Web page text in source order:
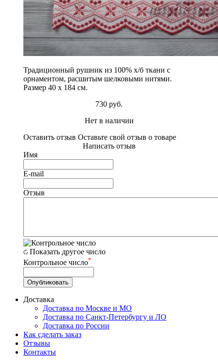
Традиционный рушник из 100% х/б ткани с
орнаментом, расшитым шелковыми нитями.
Размер 40 х 184 см.
730 руб.
Нет в наличии
Оставить отзыв Оставьте свой отзыв о товаре
Написать отзыв
Имя
E-mail
Отзыв
Показать другое число
Контрольное число*
Доставка
Доставка по Москве и МО
Доставка по Санкт-Петербургу и ЛО
Доставка по России
Как сделать заказ
Отзывы
Контакты